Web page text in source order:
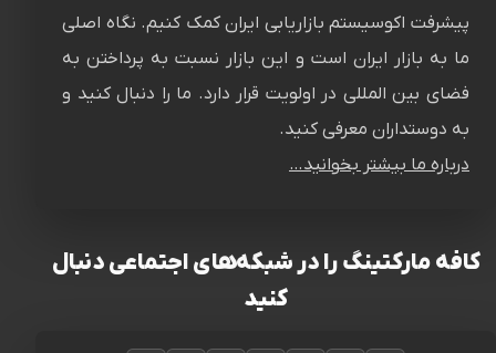
پیشرفت اکوسیستم بازاریابی ایران کمک کنیم. نگاه اصلی
ما به بازار ایران است و این بازار نسبت به پرداختن به
فضای بین المللی در اولویت قرار دارد. ما را دنبال کنید و
به دوستداران معرفی کنید.
درباره ما بیشتر بخوانید…
کافه مارکتینگ را در شبکه‌های اجتماعی دنبال
کنید